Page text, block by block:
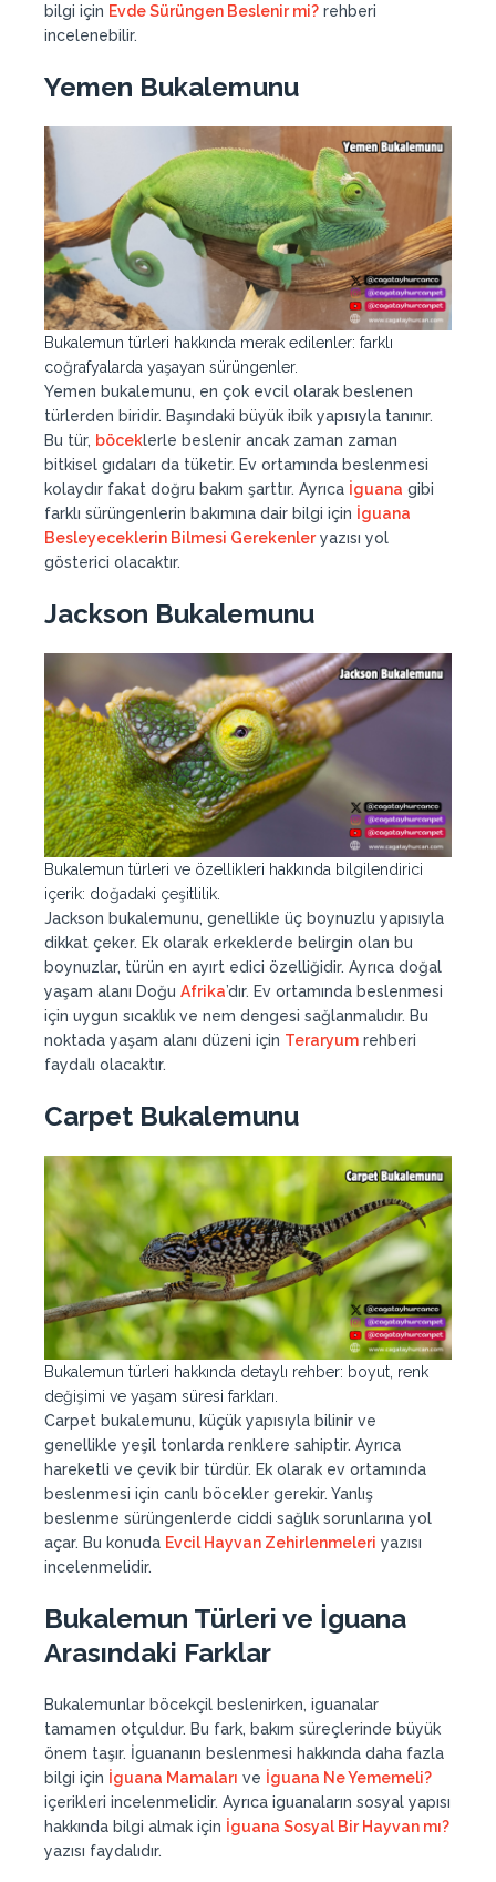
bilgi için Evde Sürüngen Beslenir mi? rehberi
incelenebilir.
Yemen Bukalemunu
Bukalemun türleri hakkında merak edilenler: farklı
coğrafyalarda yaşayan sürüngenler.
Yemen bukalemunu, en çok evcil olarak beslenen
türlerden biridir. Başındaki büyük ibik yapısıyla tanınır.
Bu tür, böceklerle beslenir ancak zaman zaman
bitkisel gıdaları da tüketir. Ev ortamında beslenmesi
kolaydır fakat doğru bakım şarttır. Ayrıca İguana gibi
farklı sürüngenlerin bakımına dair bilgi için İguana
Besleyeceklerin Bilmesi Gerekenleryazısı yol
gösterici olacaktır.
Jackson Bukalemunu
Bukalemun türleri ve özellikleri hakkında bilgilendirici
içerik: doğadaki çeşitlilik.
Jackson bukalemunu, genellikle üç boynuzlu yapısıyla
dikkat çeker. Ek olarak erkeklerde belirgin olan bu
boynuzlar, türün en ayırt edici özelliğidir. Ayrıca doğal
yaşam alanı Doğu Afrika’dır. Ev ortamında beslenmesi
için uygun sıcaklık ve nem dengesi sağlanmalıdır. Bu
noktada yaşam alanı düzeni için Teraryum rehberi
faydalı olacaktır.
Carpet Bukalemunu
Bukalemun türleri hakkında detaylı rehber: boyut, renk
değişimi ve yaşam süresi farkları.
Carpet bukalemunu, küçük yapısıyla bilinir ve
genellikle yeşil tonlarda renklere sahiptir. Ayrıca
hareketli ve çevik bir türdür. Ek olarak ev ortamında
beslenmesi için canlı böcekler gerekir. Yanlış
beslenme sürüngenlerde ciddi sağlık sorunlarına yol
açar. Bu konuda Evcil Hayvan Zehirlenmeleri yazısı
incelenmelidir.
Bukalemun Türleri ve İguana
Arasındaki Farklar
Bukalemunlar böcekçil beslenirken, iguanalar
tamamen otçuldur. Bu fark, bakım süreçlerinde büyük
önem taşır. İguananın beslenmesi hakkında daha fazla
bilgi için İguana Mamaları ve İguana Ne Yememeli?
içerikleri incelenmelidir. Ayrıca iguanaların sosyal yapısı
hakkında bilgi almak için İguana Sosyal Bir Hayvan mı?
yazısı faydalıdır.